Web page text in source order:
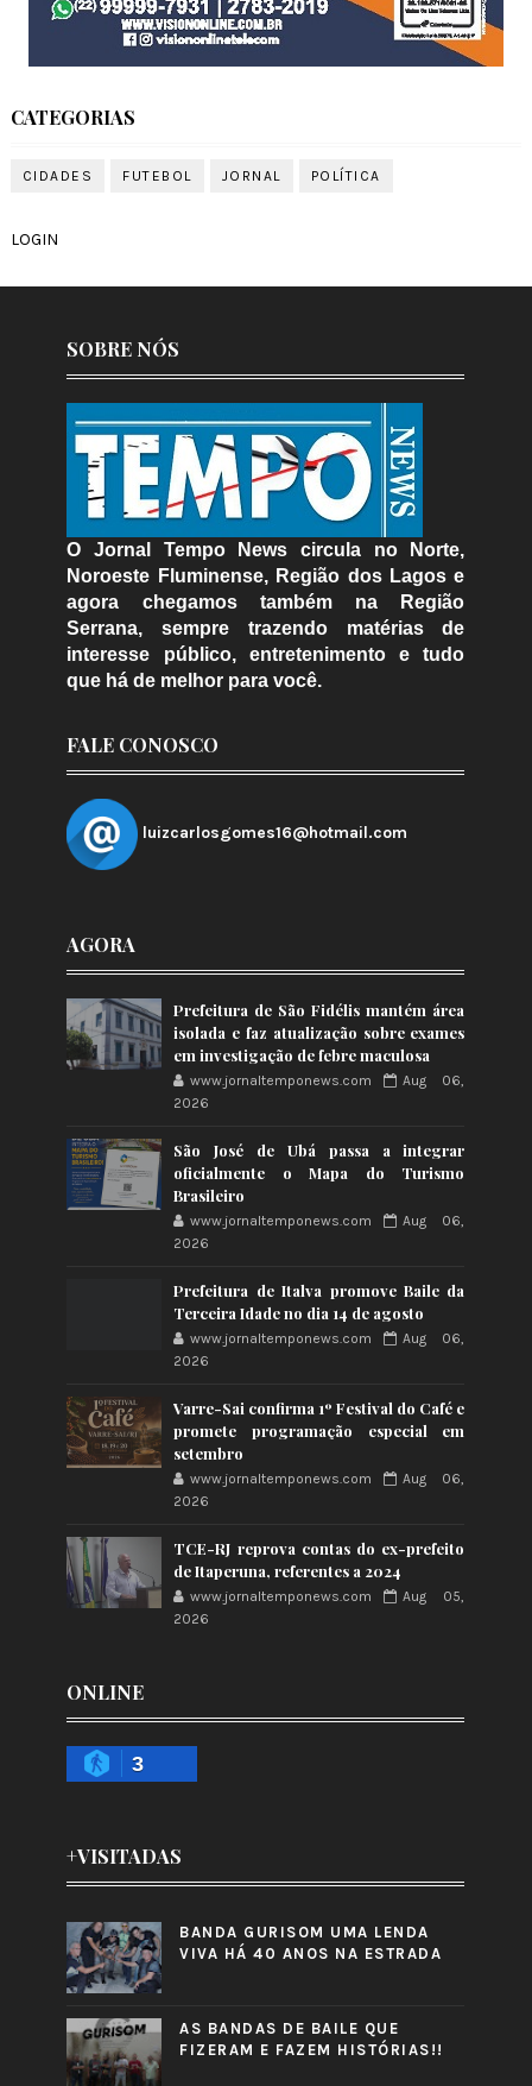
CATEGORIAS
CIDADES FUTEBOL JORNAL POLÍTICA
LOGIN
SOBRE NÓS
O Jornal Tempo News circula no Norte,
Noroeste Fluminense, Região dos Lagos e
agora chegamos também na Região
Serrana, sempre trazendo matérias de
interesse público, entretenimento e tudo
que há de melhor para você.
FALE CONOSCO
luizcarlosgomes16@hotmail.com
AGORA
Prefeitura de São Fidélis mantém área
isolada e faz atualização sobre exames
em investigação de febre maculosa
www.jornaltemponews.com
Aug 06,
2026
São José de Ubá passa a integrar
oficialmente o Mapa do Turismo
Brasileiro
www.jornaltemponews.com
Aug 06,
2026
Prefeitura de Italva promove Baile da
Terceira Idade no dia 14 de agosto
www.jornaltemponews.com
Aug 06,
2026
Varre-Sai confirma 1º Festival do Café e
promete programação especial em
setembro
www.jornaltemponews.com
Aug 06,
2026
TCE-RJ reprova contas do ex-prefeito
de Itaperuna, referentes a 2024
www.jornaltemponews.com
Aug 05,
2026
ONLINE
3
+VISITADAS
BANDA GURISOM UMA LENDA
VIVA HÁ 40 ANOS NA ESTRADA
AS BANDAS DE BAILE QUE
FIZERAM E FAZEM HISTÓRIAS!!